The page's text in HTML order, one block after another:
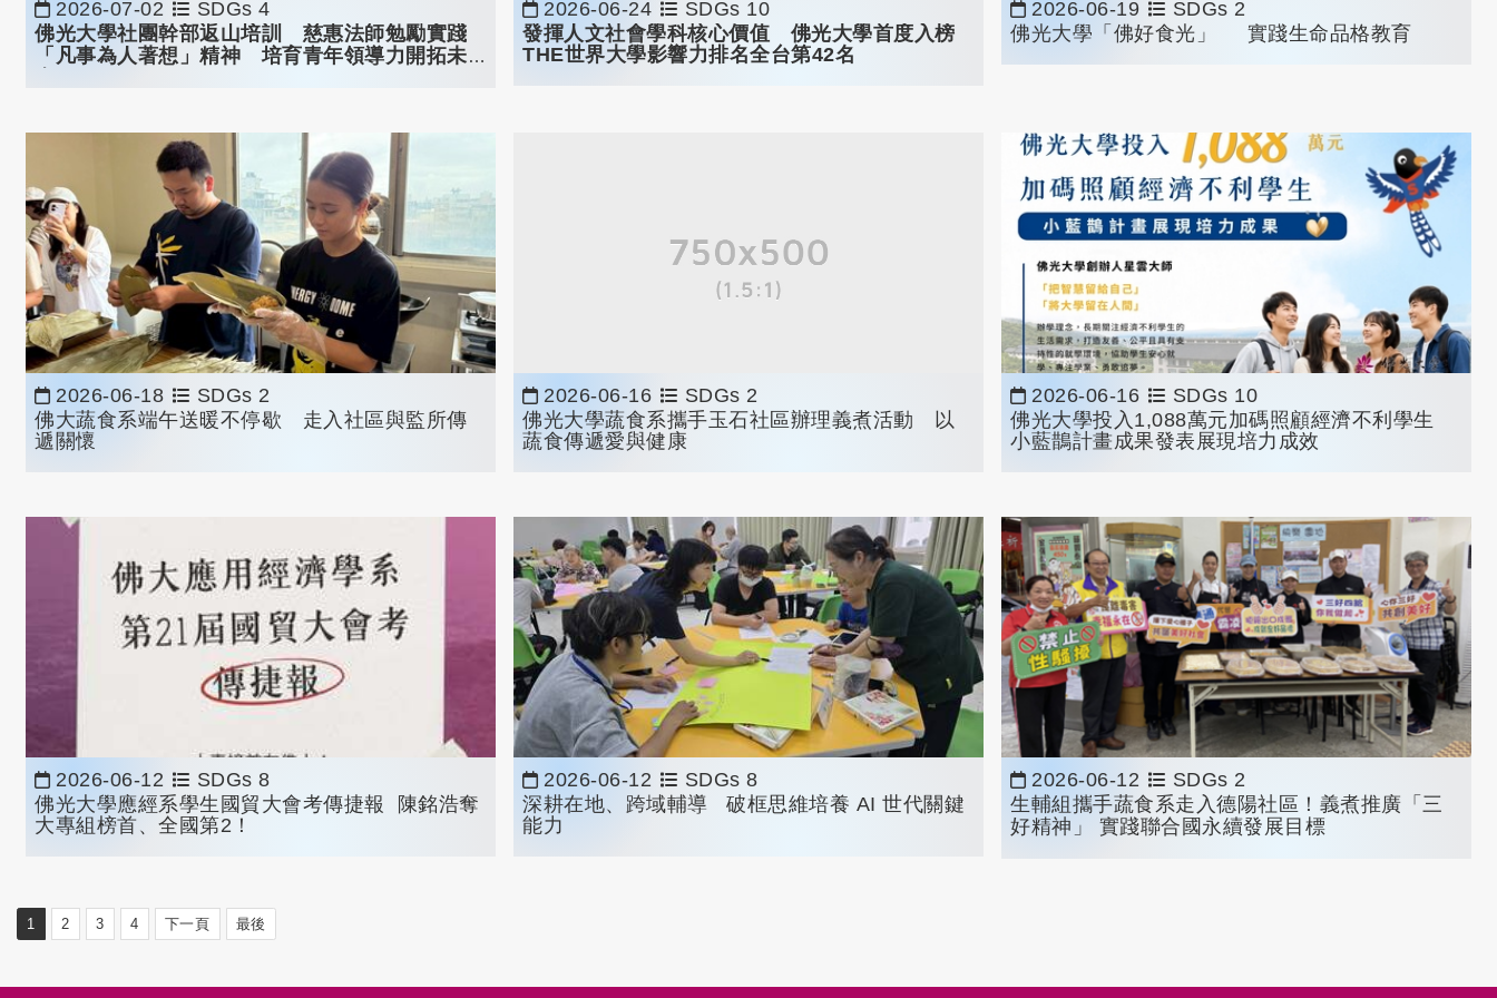
2026-07-02
SDGs 4
佛光大學社團幹部返山培訓 慈惠法師勉勵實踐
「凡事為人著想」精神 培育青年領導力開拓未
2026-06-24
SDGs 10
發揮人文社會學科核心價值 佛光大學首度入榜
THE世界大學影響力排名全台第42名
2026-06-19
SDGs 2
佛光大學「佛好食光」 實踐生命品格教育
2026-06-18
SDGs 2
佛大蔬食系端午送暖不停歇 走入社區與監所傳
遞關懷
2026-06-16
SDGs 2
佛光大學蔬食系攜手玉石社區辦理義煮活動 以
蔬食傳遞愛與健康
2026-06-16
SDGs 10
佛光大學投入1,088萬元加碼照顧經濟不利學生
小藍鵲計畫成果發表展現培力成效
2026-06-12
SDGs 8
佛光大學應經系學生國貿大會考傳捷報 陳銘浩奪
大專組榜首、全國第2！
2026-06-12
SDGs 8
深耕在地、跨域輔導 破框思維培養 AI 世代關鍵
能力
2026-06-12
SDGs 2
生輔組攜手蔬食系走入德陽社區！義煮推廣「三
好精神」 實踐聯合國永續發展目標
1 2 3 4 下一頁 最後